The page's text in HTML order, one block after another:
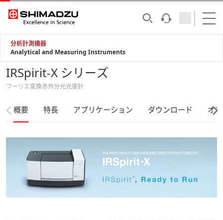
分析計測機器
Analytical and Measuring Instruments
IRSpirit-X シリーズ
フーリエ変換赤外分光光度計
概要 特長 アプリケーション ダウンロード オ